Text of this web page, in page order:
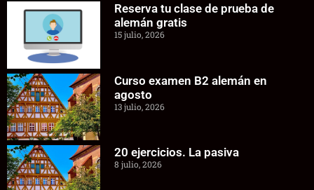
Reserva tu clase de prueba de
alemán gratis
15 julio, 2026
Curso examen B2 alemán en
agosto
13 julio, 2026
20 ejercicios. La pasiva
8 julio, 2026